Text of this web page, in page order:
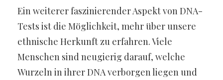
Ein weiterer faszinierender Aspekt von DNA-
Tests ist die Möglichkeit, mehr über unsere
ethnische Herkunft zu erfahren. Viele
Menschen sind neugierig darauf, welche
Wurzeln in ihrer DNA verborgen liegen und